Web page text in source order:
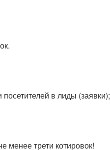
в лиды (заявки);
менее трети котировок!